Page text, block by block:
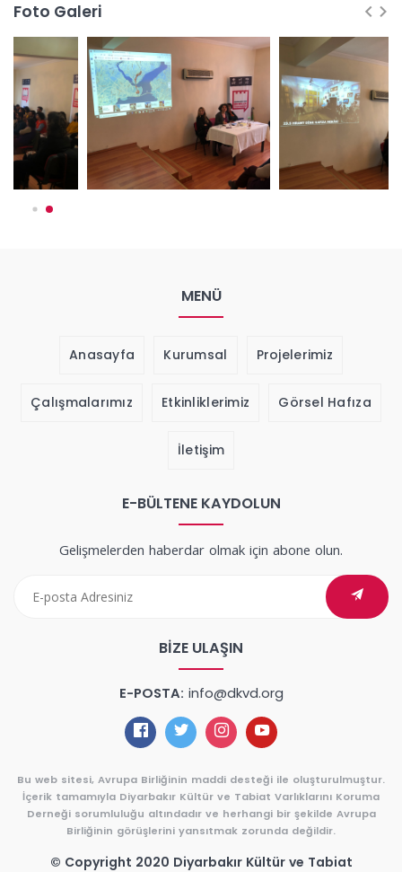
Foto Galeri
MENÜ
Anasayfa Kurumsal Projelerimiz
Çalışmalarımız Etkinliklerimiz Görsel Hafıza
İletişim
E-BÜLTENE KAYDOLUN
Gelişmelerden haberdar olmak için abone olun.
BIZE ULAŞIN
E-POSTA: info@dkvd.org
Bu web sitesi, Avrupa Birliğinin maddi desteği ile oluşturulmuştur.
İçerik tamamıyla Diyarbakır Kültür ve Tabiat Varlıklarını Koruma
Derneği sorumluluğu altındadır ve herhangi bir şekilde Avrupa
Birliğinin görüşlerini yansıtmak zorunda değildir.
© Copyright 2020 Diyarbakır Kültür ve Tabiat